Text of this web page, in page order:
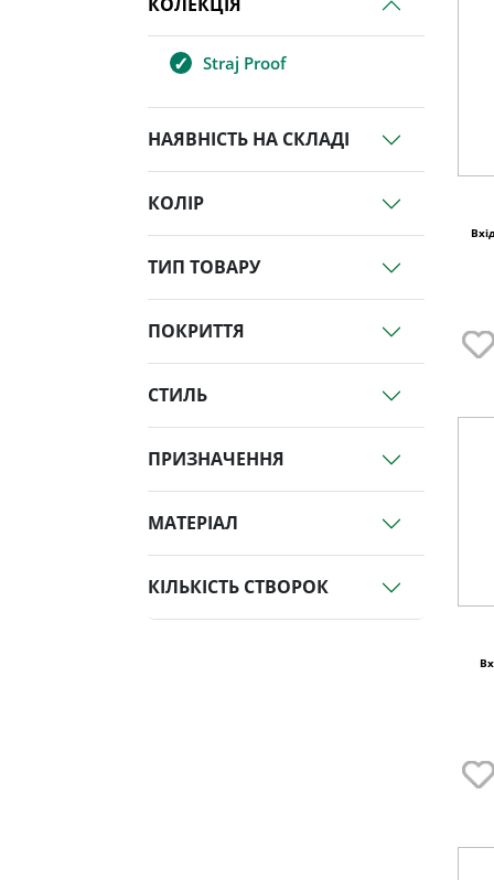
Straj Proof
НАЯВНІСТЬ НА СКЛАДІ
КОЛІР
ТИП ТОВАРУ
ПОКРИТТЯ
СТИЛЬ
ПРИЗНАЧЕННЯ
МАТЕРІАЛ
КІЛЬКІСТЬ СТВОРОК